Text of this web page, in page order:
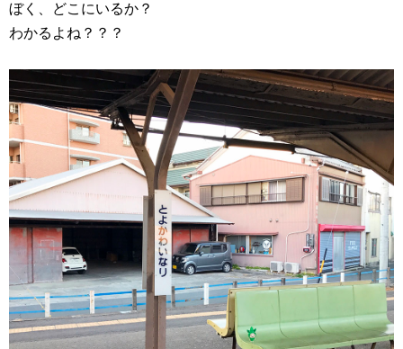
ぼく、どこにいるか？
わかるよね？？？